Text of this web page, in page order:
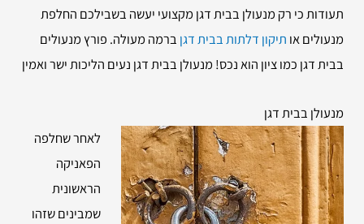
תעודות כי רק מנעולן בבית דגן מקצועי יעשה בשבילכם החלפת
מנעולים או תיקון דלתות בבית דגן ברמה מעולה. פורץ מנעולים
בבית דגן כמו ציון הוא נכס! מנעולן בבית דגן נעים הליכות ישר ואמין
מנעולן בבית דגן
לאחר שחלפה
הפאניקה
הראשונית
שמבינים שזהו